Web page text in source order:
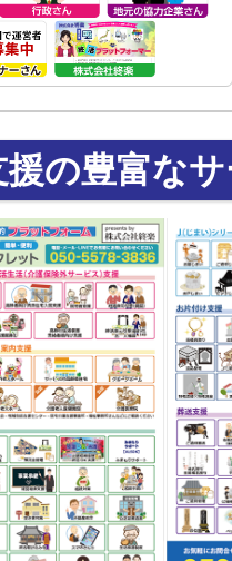
援の豊富な